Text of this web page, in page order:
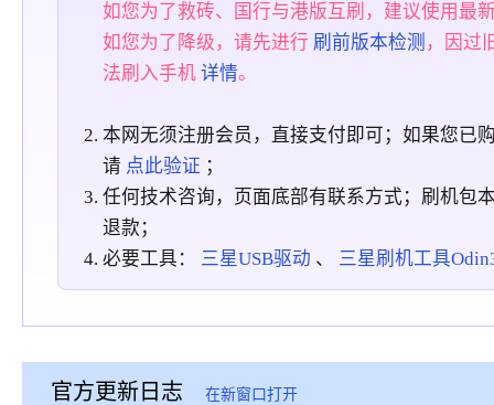
如您为了救砖、国行与港版互刷，建议使用最
如您为了降级，请先进行 刷前版本检测 ，因过
法刷入手机详情。
本网无须注册会员，直接支付即可；如果您已
请 点此验证 ；
任何技术咨询，页面底部有联系方式；刷机包
退款；
必要工具： 三星USB驱动 、 三星刷机工具
官方更新日志 在新窗口打开